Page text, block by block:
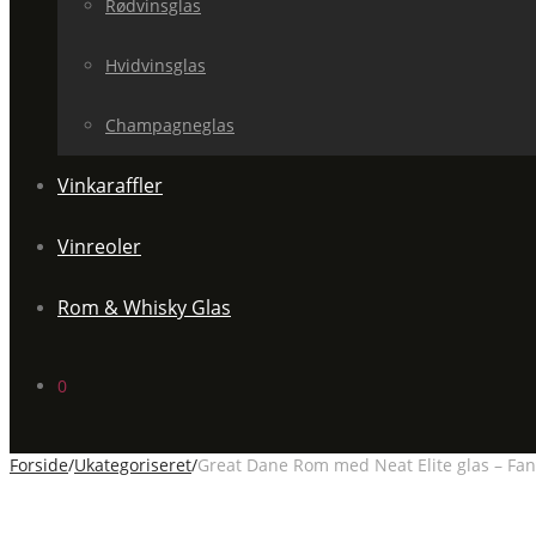
Rødvinsglas
Hvidvinsglas
Champagneglas
Vinkaraffler
Vinreoler
Rom & Whisky Glas
0
Forside/Ukategoriseret/Great Dane Rom med Neat Elite glas –